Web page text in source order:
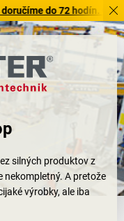
do 72 hodín. Objavte
silných produktov z
nekompletný. A pretože
výrobky, ale iba
zariadenia a